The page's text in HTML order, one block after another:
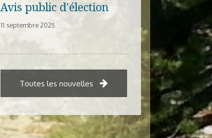
Avis public d'élection
11 septembre 2025
Toutes les nouvelles